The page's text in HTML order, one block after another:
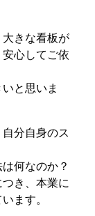
きな看板が
心してご依
と思いま
分自身のス
何なのか？
き、本業に
ます。